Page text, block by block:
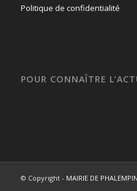
Politique de confidentialité
POUR CONNAÎTRE
© Copyright - MAIRIE DE PHALEMPIN